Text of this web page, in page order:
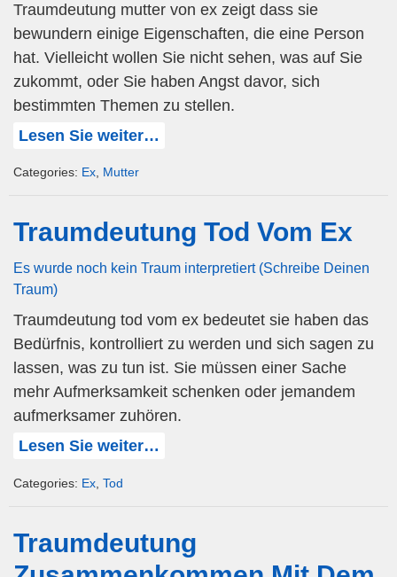
Traumdeutung mutter von ex zeigt dass sie
bewundern einige Eigenschaften, die eine Person
hat. Vielleicht wollen Sie nicht sehen, was auf Sie
zukommt, oder Sie haben Angst davor, sich
bestimmten Themen zu stellen.
Lesen Sie weiter…
Categories: Ex, Mutter
Traumdeutung Tod Vom Ex
Es wurde noch kein Traum interpretiert (Schreibe Deinen
Traum)
Traumdeutung tod vom ex bedeutet sie haben das
Bedürfnis, kontrolliert zu werden und sich sagen zu
lassen, was zu tun ist. Sie müssen einer Sache
mehr Aufmerksamkeit schenken oder jemandem
aufmerksamer zuhören.
Lesen Sie weiter…
Categories: Ex Tod
Traumdeutung